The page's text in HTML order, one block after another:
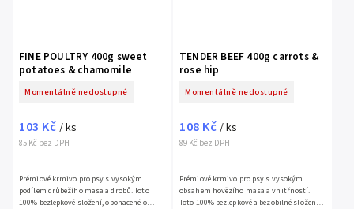
FINE POULTRY 400g sweet
potatoes & chamomile
Momentálně nedostupné
85 Kč bez DPH
103 Kč / ks
Prémiové krmivo pro psy s vysokým
podílem drůbežího masa a drobů. Toto
100% bezlepkové složení, obohacené o
TENDER BEEF 400g carrots &
rose hip
Momentálně nedostupné
89 Kč bez DPH
108 Kč / ks
Prémiové krmivo pro psy s vysokým
obsahem hovězího masa a vnitřností.
Toto 100% bezlepkové a bezobilné složení